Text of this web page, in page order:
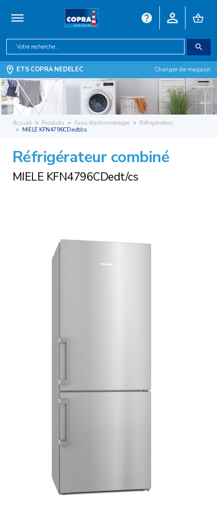
ETS COPRA NEDELEC Changer de magasin
Accueil Produits Gros électroménager
Réfrigérateur
MIELE KFN4796CDedt/cs
Réfrigérateur combiné
MIELE KFN4796CDedt/cs